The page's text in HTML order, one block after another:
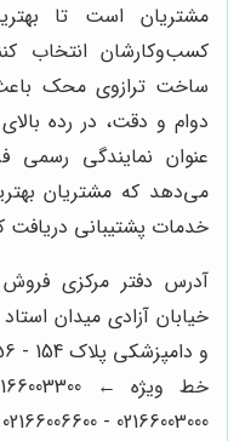
مشتریان است تا
کسب‌وکارشان انتخاب
ساخت ترازوی محک
دوام و دقت، در رده بالای
عنوان نمایندگی
می‌دهد که مشتریان
خدمات پشتیبانی دریافت
آدرس دفتر مرکزی
و دامپزشکی پلاک 154 - 156 - 158
02166003000 - 02166006600